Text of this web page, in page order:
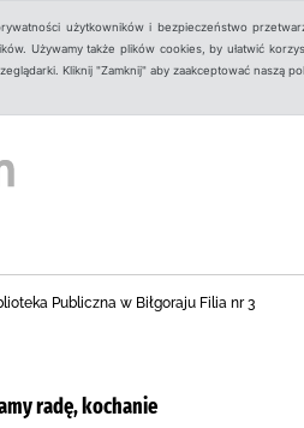
użytkowników i bezpieczeństwo
Używamy także plików cookies, by ułatwić
Kliknij "Zamknij" aby zaakceptować naszą
Publiczna w Biłgoraju Filia nr 3
radę, kochanie